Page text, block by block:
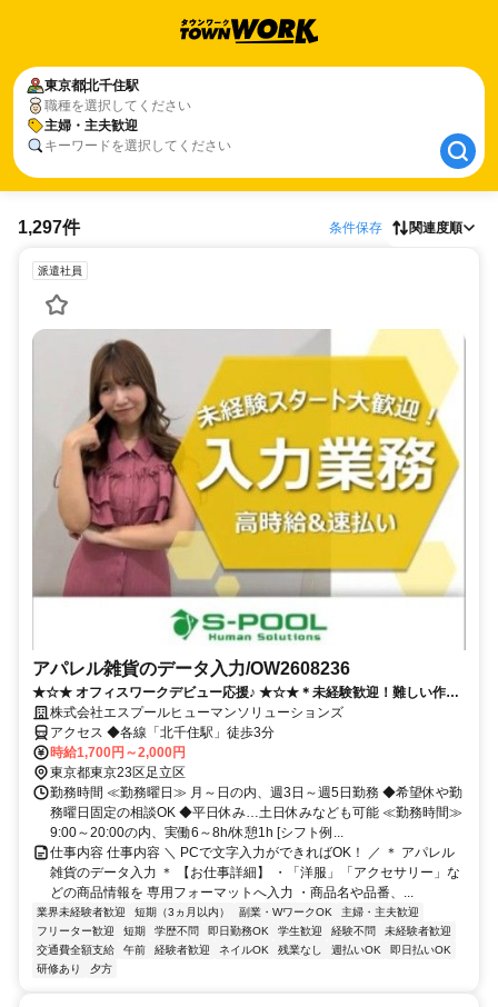
東京都北千住駅
職種を選択してください
主婦・主夫歓迎
キーワードを選択してください
東京都北千住駅
主婦・主夫歓迎
1,297件 条件保存 関連度順
派遣社員
アパレル雑貨のデータ入力/OW2608236
★☆★ オフィスワークデビュー応援♪ ★☆★＊未経験歓迎！難しい作業
なし◎ 残業なし・週3日～OK！髪色自由・ネイル・ピアス・ひげOK＆
服装自由で私服勤務OK♪
株式会社エスプールヒューマンソリューションズ
アクセス ◆各線「北千住駅」徒歩3分
時給1,700円～2,000円
東京都東京23区足立区
勤務時間 ≪勤務曜日≫ 月～日の内、週3日～週5日勤務 ◆希望休や勤
務曜日固定の相談OK ◆平日休み…土日休みなども可能 ≪勤務時間≫
9:00～20:00の内、実働6～8h/休憩1h [シフト例...
仕事内容 仕事内容 ＼ PCで文字入力ができればOK！ ／ ＊ アパレル
雑貨のデータ入力 ＊ 【お仕事詳細】 ・「洋服」「アクセサリー」な
どの商品情報を 専用フォーマットへ入力 ・商品名や品番、...
業界未経験者歓迎 短期（3ヵ月以内） 副業・WワークOK
主婦・主夫歓迎
フリーター歓迎
短期 学歴不問 即日勤務OK 学生歓迎 経験不問
未経験者歓迎
交通費全額支給
午前 経験者歓迎 ネイルOK 残業なし 週払いOK
即日払いOK
研修あり
夕方